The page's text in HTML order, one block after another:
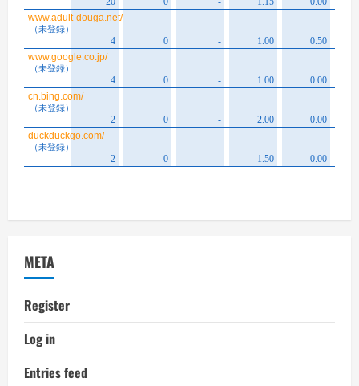
META
Register
Log in
Entries feed